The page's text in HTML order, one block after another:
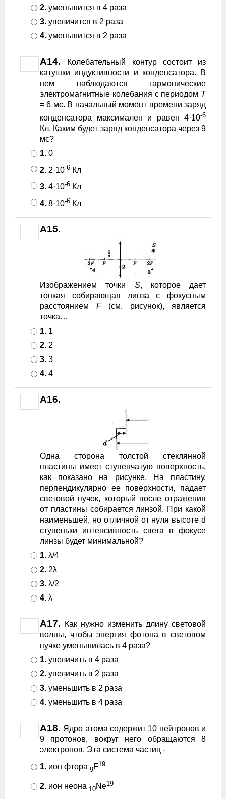
2. уменьшится в 4 раза
3. увеличится в 2 раза
4. уменьшится в 2 раза
А14.
Колебательный контур состоит из
катушки индуктивности и конденсатора. В
нем наблюдаются гармонические
электромагнитные колебания с периодом Т
= 6 мс. В начальный момент времени заряд
конденсатора максимален и равен 4·10-6
Кл. Каким будет заряд конденсатора через 9
мс?
1. 0
2. 2·10-6 Кл
3. 4·10-6 Кл
4. 8·10-6 Кл
А15.
Изображением точки S, которое дает
тонкая собирающая линза с фокусным
расстоянием F(см. рисунок), является
точка…
1. 1
2. 2
3. 3
4. 4
А16.
Одна сторона толстой стеклянной
пластины имеет ступенчатую поверхность,
как показано на рисунке. На пластину,
перпендикулярно ее поверхности, падает
световой пучок, который после отражения
от пластины собирается линзой. При какой
наименьшей, но отличной от нуля высоте d
ступеньки интенсивность света в фокусе
линзы будет минимальной?
1. λ/4
2. 2λ
3. λ/2
4. λ
А17.
Как нужно изменить длину световой
волны, чтобы энергия фотона в световом
пучке уменьшилась в 4 раза?
1. увеличить в 4 раза
2. увеличить в 2 раза
3. уменьшить в 2 раза
4. уменьшить в 4 раза
А18. Ядро атома содержит 10 нейтронов и
9 протонов, вокруг него обращаются 8
электронов. Эта система частиц -
1. ион фтора 9F19
2. ион неона 10Ne19